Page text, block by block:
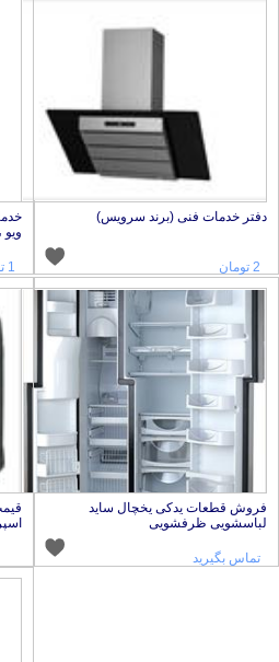
دفتر خدمات فنی (برند سرویس)
ویو
فروش قطعات یدکی یخچال ساید
لباسشویی ظرفشویی
تماس بگیرید